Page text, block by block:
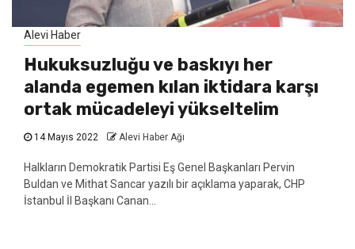
Alevi Haber
Hukuksuzluğu ve baskıyı her
alanda egemen kılan iktidara karşı
ortak mücadeleyi yükseltelim
14 Mayıs 2022 Alevi Haber Ağı
Halkların Demokratik Partisi Eş Genel Başkanları Pervin
Buldan ve Mithat Sancar yazılı bir açıklama yaparak, CHP
İstanbul İl Başkanı Canan...